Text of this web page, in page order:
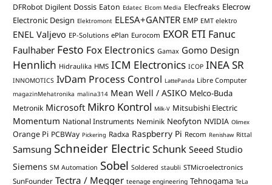
DFRobot Digilent Dossis Eaton Edatec Elcom Media Elecfreaks Elecrow
Electronic Design Elektromont ELESA+GANTER EMP EMT elektro
ENEL Valjevo EP-Solutions ePlan Eurocom EXOR ETI Fanuc
Faulhaber Festo Fox Electronics Gamax Gomo Design
Hennlich Hidraulika HMS ICM Electronics ICOP INEA SR
INNOMOTICS IvDam Process Control LattePanda Libre Computer
magazinMehatronika malina314 Mean Well / ASIKO Melco-Buda
Metronik Microsoft Mikro Kontrol Milk-V Mitsubishi Electric
Momentum National Instruments Neminik Neofyton NVIDIA Olimex
Orange Pi PCBWay Pickering Radxa Raspberry Pi Recom Renishaw Rittal
Samsung Schneider ElectricSchunk Seeed Studio
Siemens SM Automation Sobel Soldered staubli STMicroelectronics
SunFounder Tectra / Megger teenage engineering Tehnogama TeLa